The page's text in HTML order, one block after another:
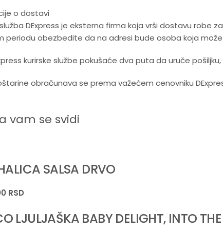
o dostavi
DExpress je eksterna firma koja vrši dostavu robe
periodu obezbedite da na adresi bude osoba koja može
kurirske službe pokušaće dva puta da uruče
obračunava se prema važećem cenovniku
vam se svidi
SALSA DRVO
RSD
LJULJAŠKA BABY DELIGHT, INTO